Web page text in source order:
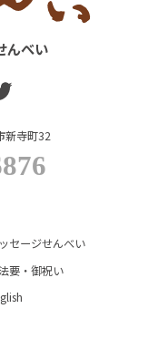
んべい
新寺町32
セージせんべい
要・御祝い